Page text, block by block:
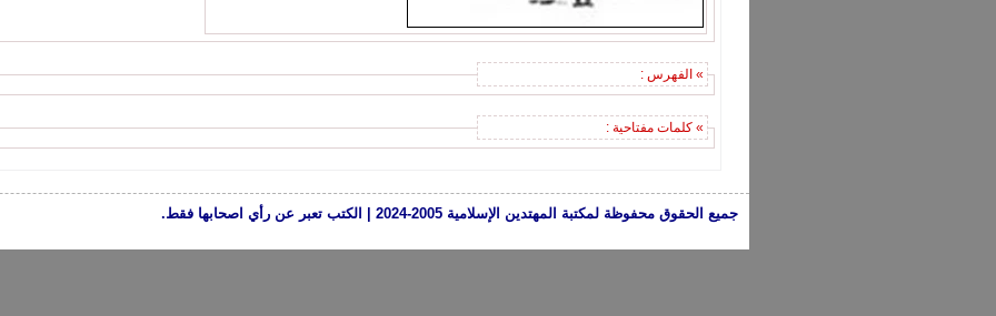
» الفهرس :
» كلمات مفتاحية :
جميع الحقوق محفوظة لمكتبة المهتدين الإسلامية 2005-2024 | الكتب تعبر عن رأي اصحابها فقط.